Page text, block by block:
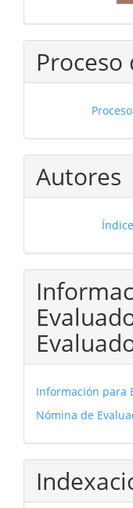
Proceso
Autores
Información para
Nómina de